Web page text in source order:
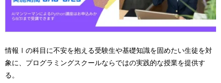
情報Ⅰの科目に不安を抱える受験生や基礎知識を固めたい生徒を対
象に、プログラミングスクールならではの実践的な授業を提供す
る。